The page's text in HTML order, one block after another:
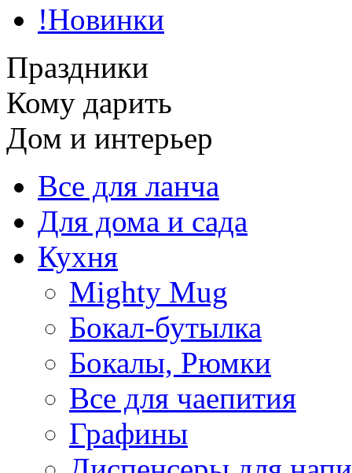
!Новинки
Праздники
Кому дарить
Дом и интерьер
Все для ланча
Для дома и сада
Кухня
Mighty Mug
Бокал-бутылка
Бокалы, Рюмки
Все для чаепития
Графины